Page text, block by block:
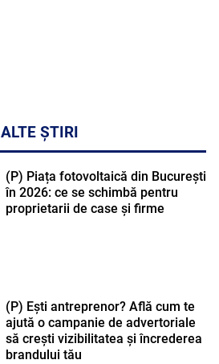
ALTE ȘTIRI
(P) Piața fotovoltaică din București
în 2026: ce se schimbă pentru
proprietarii de case și firme
(P) Ești antreprenor? Află cum te
ajută o campanie de advertoriale
să crești vizibilitatea și încrederea
brandului tău